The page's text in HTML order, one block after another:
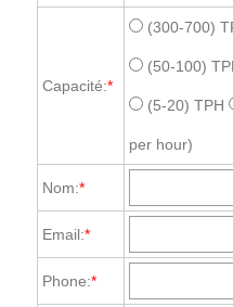
Capacité:*
(300-700)
(50-100)
(5-20) TPH
per hour)
Nom:*
Email:*
Phone:*